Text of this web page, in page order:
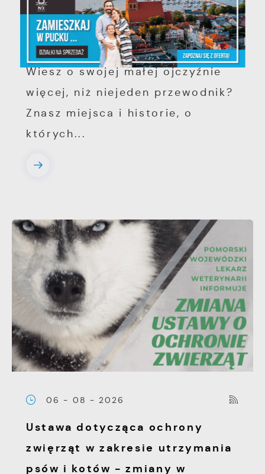
w szkoleniach i zyskaj wpływ na
turystykę w powiecie puckim.
Wiesz o swojej małej ojczyźnie
więcej, niż niejeden przewodnik?
Znasz miejsca i historie, o
których...
06 - 08 - 2026
Ustawa dotycząca ochrony
zwięrząt w zakresie utrzymania
psów i kotów - zmiany w